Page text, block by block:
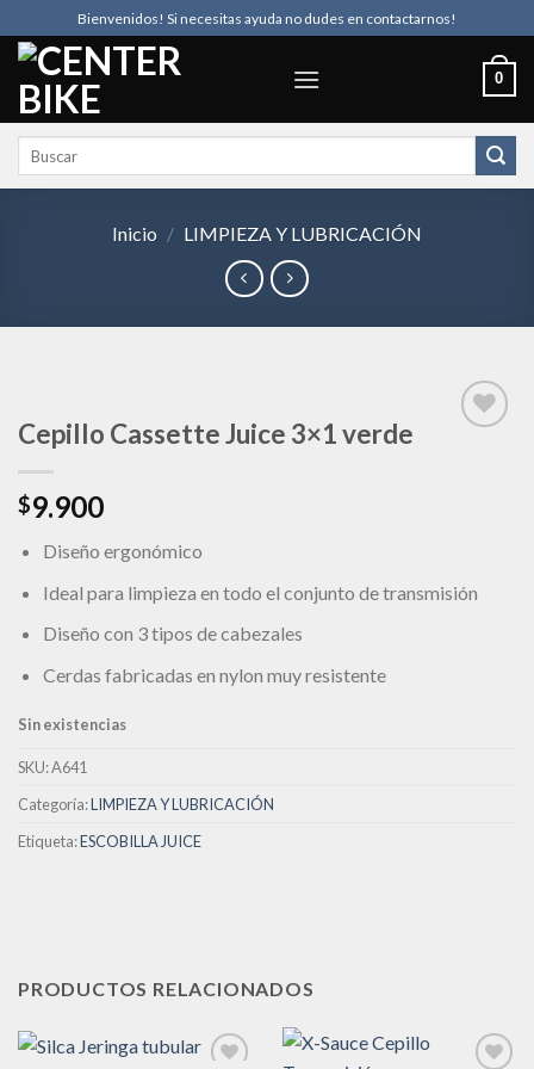
to
content
Bienvenidos! Si necesitas ayuda no dudes en contactarnos!
0
Inicio / LIMPIEZA Y LUBRICACIÓN
Cepillo Cassette Juice 3×1 verde
$9.900
Diseño ergonómico
Ideal para limpieza en todo el conjunto de transmisión
Diseño con 3 tipos de cabezales
Cerdas fabricadas en nylon muy resistente
Sin existencias
SKU:A641
Categoría:LIMPIEZA Y LUBRICACIÓN
Etiqueta:ESCOBILLA JUICE
PRODUCTOS RELACIONADOS